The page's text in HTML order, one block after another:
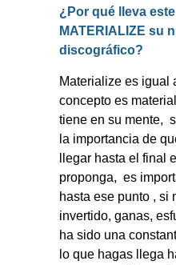
¿Por qué lleva
MATERIALIZE su
discográfico?
Materialize es igual
concepto es
tiene en su mente,
la importancia de
llegar hasta el final
proponga, es
hasta ese punto , si
invertido, ganas,
ha sido una
lo que hagas llega